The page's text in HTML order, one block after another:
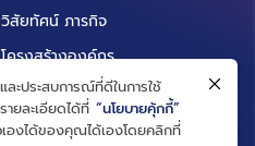
วิสัยทัศน์ ภารกิจ
โครงสร้างองค์กร
คณะกรรมการ
คณะผู้บริหาร
ะประสบการณ์ที่ดีในการใช้
ยละเอียดได้ที่ “นโยบายคุ้กกี้”
องได้ของคุณได้เองโดยคลิกที่